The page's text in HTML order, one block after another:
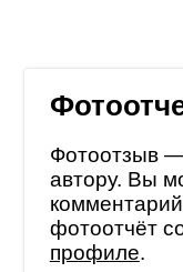
Фотоотзыв
автору. Вы
фотоотчёт
профиле.